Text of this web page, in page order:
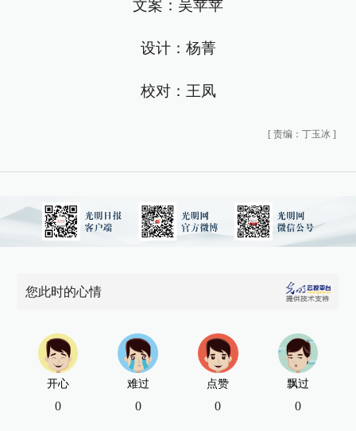
文案：吴苹苹
设计：杨菁
校对：王凤
[ 责编：丁玉冰 ]
您此时的心情
开心
0
难过
0
点赞
0
飘过
0